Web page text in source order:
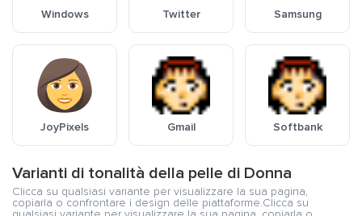
Windows Twitter Samsung
JoyPixels Gmail Softbank
Varianti di tonalità della pelle di Donna
Clicca su qualsiasi variante per visualizzare la sua pagina,
copiarla o confrontare i design delle piattaforme.Clicca su